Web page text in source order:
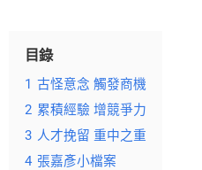
目錄
1 古怪意念 觸發商機
2 累積經驗 增競爭力
3 人才挽留 重中之重
4 張嘉彥小檔案